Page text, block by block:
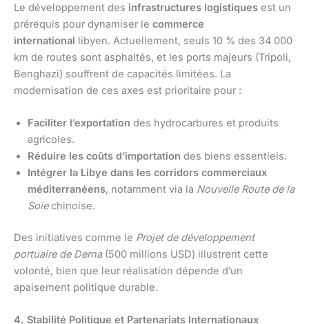
Le développement des infrastructures logistiques est un
prérequis pour dynamiser le commerce
international libyen. Actuellement, seuls 10 % des 34 000
km de routes sont asphaltés, et les ports majeurs (Tripoli,
Benghazi) souffrent de capacités limitées. La
modernisation de ces axes est prioritaire pour :
Faciliter l’exportation des hydrocarbures et produits
agricoles.
Réduire les coûts d’importation des biens essentiels.
Intégrer la Libye dans les corridors commerciaux
méditerranéens, notamment via la Nouvelle Route de la
Soiechinoise.
Des initiatives comme le Projet de développement
portuaire de Derna(500 millions USD) illustrent cette
volonté, bien que leur réalisation dépende d’un
apaisement politique durable.
4. Stabilité Politique et Partenariats Internationaux